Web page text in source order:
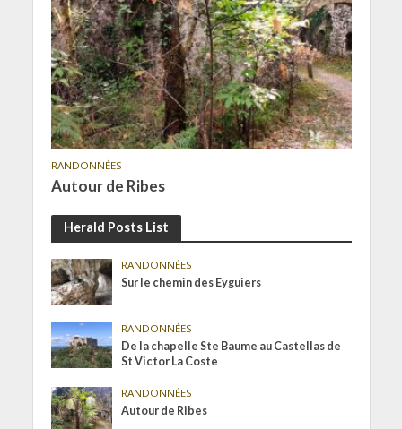
RANDONNÉES
Autour de Ribes
Herald Posts List
RANDONNÉES
Sur le chemin des Eyguiers
RANDONNÉES
De la chapelle Ste Baume au Castellas de
St Victor La Coste
RANDONNÉES
Autour de Ribes